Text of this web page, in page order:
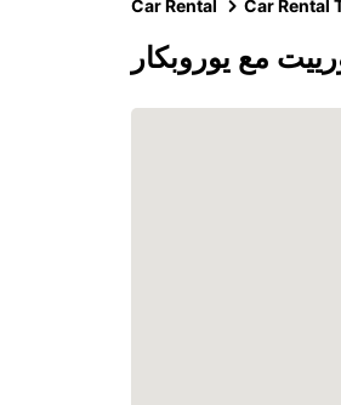
Car Rental Car Rental
مع يوروبكار